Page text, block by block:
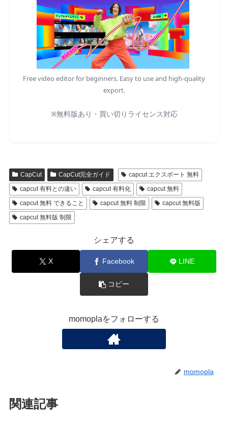
Free video editor for beginners. Easy to use and high-quality
export.
※無料版あり・買い切りライセンス対応
CapCut CapCut完全ガイド
capcut エクスポート 無料
capcut 有料との違い
capcut 有料化
capcut 無料
capcut 無料 できること
capcut 無料 制限
capcut 無料版
capcut 無料版 制限
シェアする
X Facebook LINE
コピー
momoplaをフォローする
momopla
関連記事